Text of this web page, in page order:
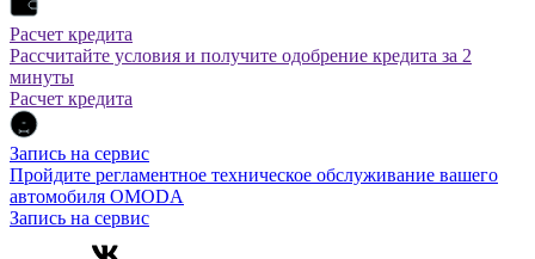
Расчет кредита
Рассчитайте условия и получите одобрение кредита за 2
минуты
Расчет кредита
Запись на сервис
Пройдите регламентное техническое обслуживание вашего
автомобиля OMODA
Запись на сервис